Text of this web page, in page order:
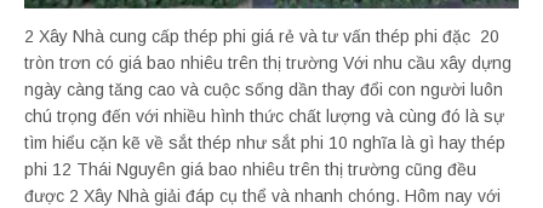
2 Xây Nhà cung cấp thép phi giá rẻ và tư vấn thép phi đặc 20
tròn trơn có giá bao nhiêu trên thị trường Với nhu cầu xây dựng
ngày càng tăng cao và cuộc sống dần thay đổi con người luôn
chú trọng đến với nhiều hình thức chất lượng và cùng đó là sự
tìm hiểu cặn kẽ về sắt thép như sắt phi 10 nghĩa là gì hay thép
phi 12 Thái Nguyên giá bao nhiêu trên thị trường cũng đều
được 2 Xây Nhà giải đáp cụ thể và nhanh chóng. Hôm nay với